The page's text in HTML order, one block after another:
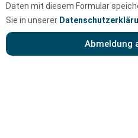
Daten mit diesem Formular
Sie in unserer
Abmeldung